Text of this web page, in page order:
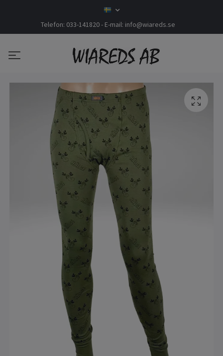
Telefon: 033-141820 - E-mail: info@wiareds.se